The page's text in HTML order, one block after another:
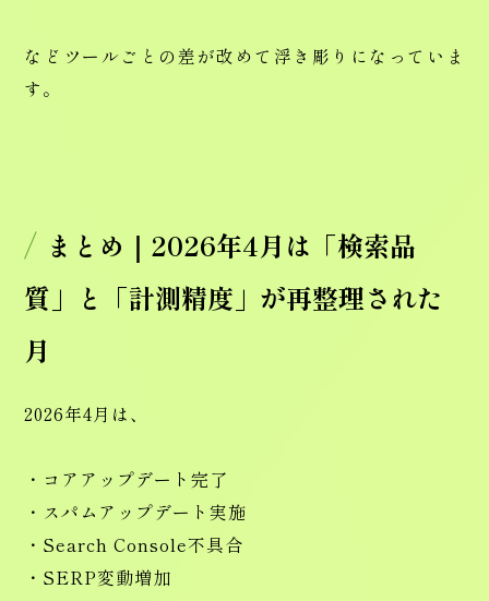
などツールごとの差が改めて浮き彫りになっていま
す。
まとめ｜2026年4月は「検索品
質」と「計測精度」が再整理された
月
2026年4月は、
・コアアップデート完了
・スパムアップデート実施
・Search Console不具合
・SERP変動増加